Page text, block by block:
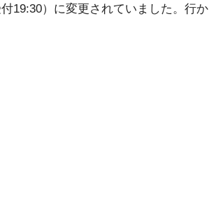
19:30）に変更されていました。行か